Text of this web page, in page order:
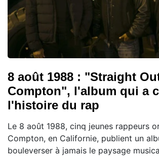
8 août 1988 : "Straight
Compton", l'album qui a
l'histoire du rap
Le 8 août 1988, cinq jeunes rappeurs
Compton, en Californie, publient un
bouleverser à jamais le paysage